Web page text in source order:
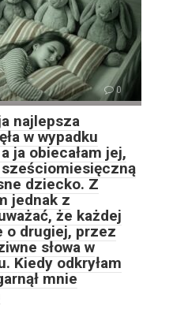
0
najlepsza
w wypadku
ja obiecałam jej,
dziecko. Z
jednak z
że każdej
o drugiej, przez
słowa w
Kiedy odkryłam
mnie